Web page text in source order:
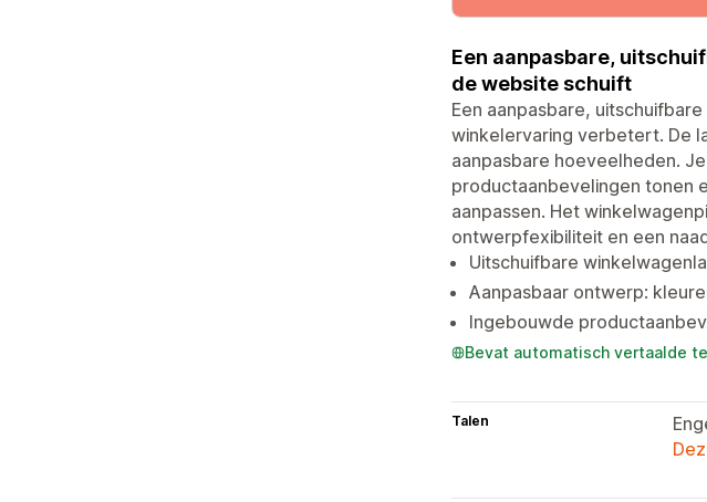
Een aanpasbare,
de website schuift
Een aanpasbare,
winkelervaring verbetert. De
aanpasbare hoeveelheden.
productaanbevelingen tonen
aanpassen. Het
ontwerpfexibiliteit en een
Uitschuifbare
Aanpasbaar ontwerp:
Ingebouwde
Bevat automatisch vertaalde
Talen